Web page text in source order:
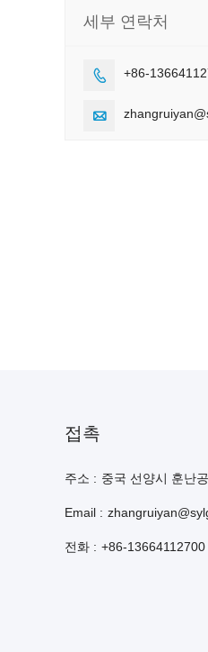
세부 연락처
 +86-

접촉
주소 : 중국 선양시 훈난
Email :
전화 : +86-13664112700